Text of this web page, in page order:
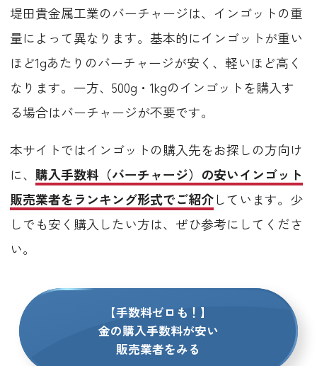
堤田貴金属工業のバーチャージは、インゴットの重
量によって異なります。基本的にインゴットが重い
ほど1gあたりのバーチャージが安く、軽いほど高く
なります。一方、500g・1kgのインゴットを購入す
る場合はバーチャージが不要です。
本サイトではインゴットの購入先をお探しの方向け
に、 購入手数料（バーチャージ）の安いインゴット
販売業者をランキング形式でご紹介しています。少
しでも安く購入したい方は、ぜひ参考にしてくださ
い。
【手数料ゼロも！】
金の購入手数料が安い
販売業者をみる